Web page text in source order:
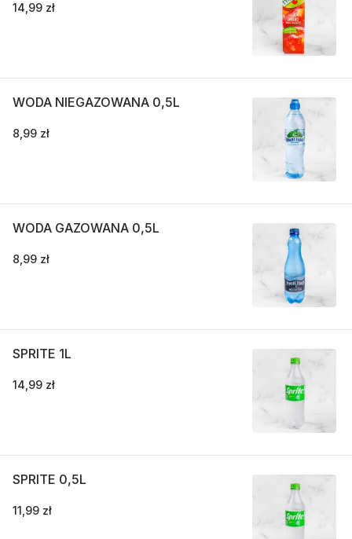
14,99 zł
WODA NIEGAZOWANA 0,5L
8,99 zł
WODA GAZOWANA 0,5L
8,99 zł
SPRITE 1L
14,99 zł
SPRITE 0,5L
11,99 zł